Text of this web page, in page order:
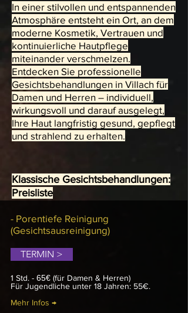
In einer stilvollen und entspannenden
Atmosphäre entsteht ein Ort, an dem
moderne Kosmetik, Vertrauen und
kontinuierliche Hautpflege
miteinander verschmelzen.
Entdecken Sie professionelle
Gesichtsbehandlungen in Villach für
Damen und Herren – individuell,
wirkungsvoll und darauf ausgelegt,
Ihre Haut langfristig gesund, gepflegt
und strahlend zu erhalten.
Klassische Gesichtsbehandlungen:
Preisliste
- Porentiefe Reinigung
(Gesichtsausreinigung)
TERMIN >
1 Std. - 65€ (für Damen & Herren)
Für Jugendliche unter 18 Jahren: 55€.
Mehr Infos →